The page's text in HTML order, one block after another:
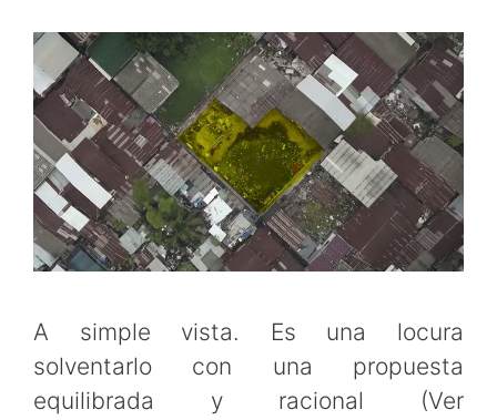
A simple vista. Es una locura
solventarlo con una propuesta
equilibrada y racional (Ver